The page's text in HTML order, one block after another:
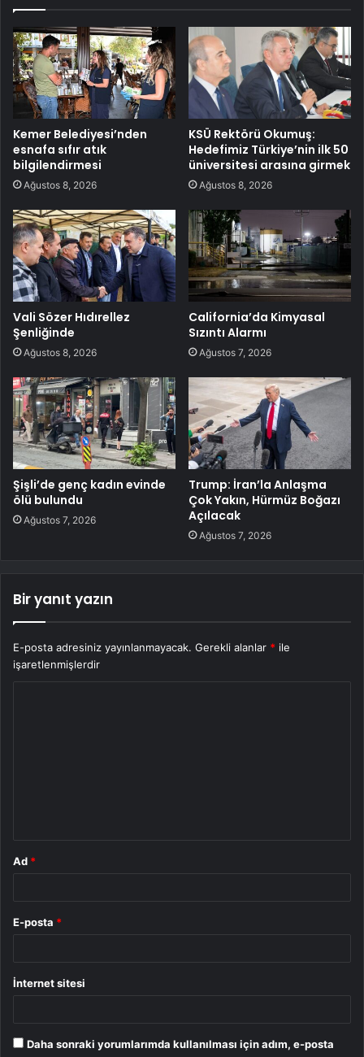
Kemer Belediyesi’nden
esnafa sıfır atık
bilgilendirmesi
Ağustos 8, 2026
KSÜ Rektörü Okumuş:
Hedefimiz Türkiye’nin ilk 50
üniversitesi arasına girmek
Ağustos 8, 2026
Vali Sözer Hıdırellez
Şenliğinde
Ağustos 8, 2026
California’da Kimyasal
Sızıntı Alarmı
Ağustos 7, 2026
Şişli’de genç kadın evinde
ölü bulundu
Ağustos 7, 2026
Trump: İran’la Anlaşma
Çok Yakın, Hürmüz Boğazı
Açılacak
Ağustos 7, 2026
Bir yanıt yazın
E-posta adresiniz yayınlanmayacak. Gerekli alanlar * ile
işaretlenmişlerdir
Ad *
E-posta *
İnternet sitesi
Daha sonraki yorumlarımda kullanılması için adım, e-posta